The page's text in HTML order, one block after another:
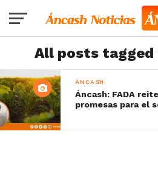
All posts
ÁNCASH
Áncash: FADA
promesas para el